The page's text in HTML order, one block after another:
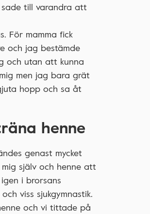
till varandra att
För mamma fick
och jag bestämde
och utan att kunna
men jag bara grät
hopp och sa åt
henne
genast mycket
själv och henne att
i brorsans
viss sjukgymnastik.
och vi tittade på